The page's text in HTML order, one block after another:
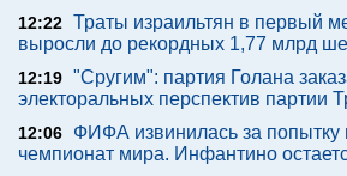
12:22 Траты израильтян в первый
выросли до рекордных 1,77 млрд
12:19 "Сругим": партия Голана
электоральных перспектив партии
12:06
ФИФА извинилась за попытку
чемпионат мира. Инфантино